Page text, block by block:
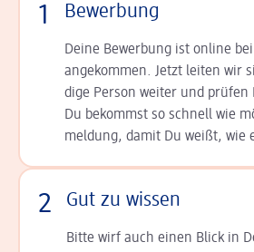
1 Bewerbung
Deine Bewerbung ist online
angekommen. Jetzt leiten wir
dige Person weiter und prüfen
Du bekommst so schnell wie
meldung, damit Du weißt, wie
2 Gut zu wissen
Bitte wirf auch einen Blick in